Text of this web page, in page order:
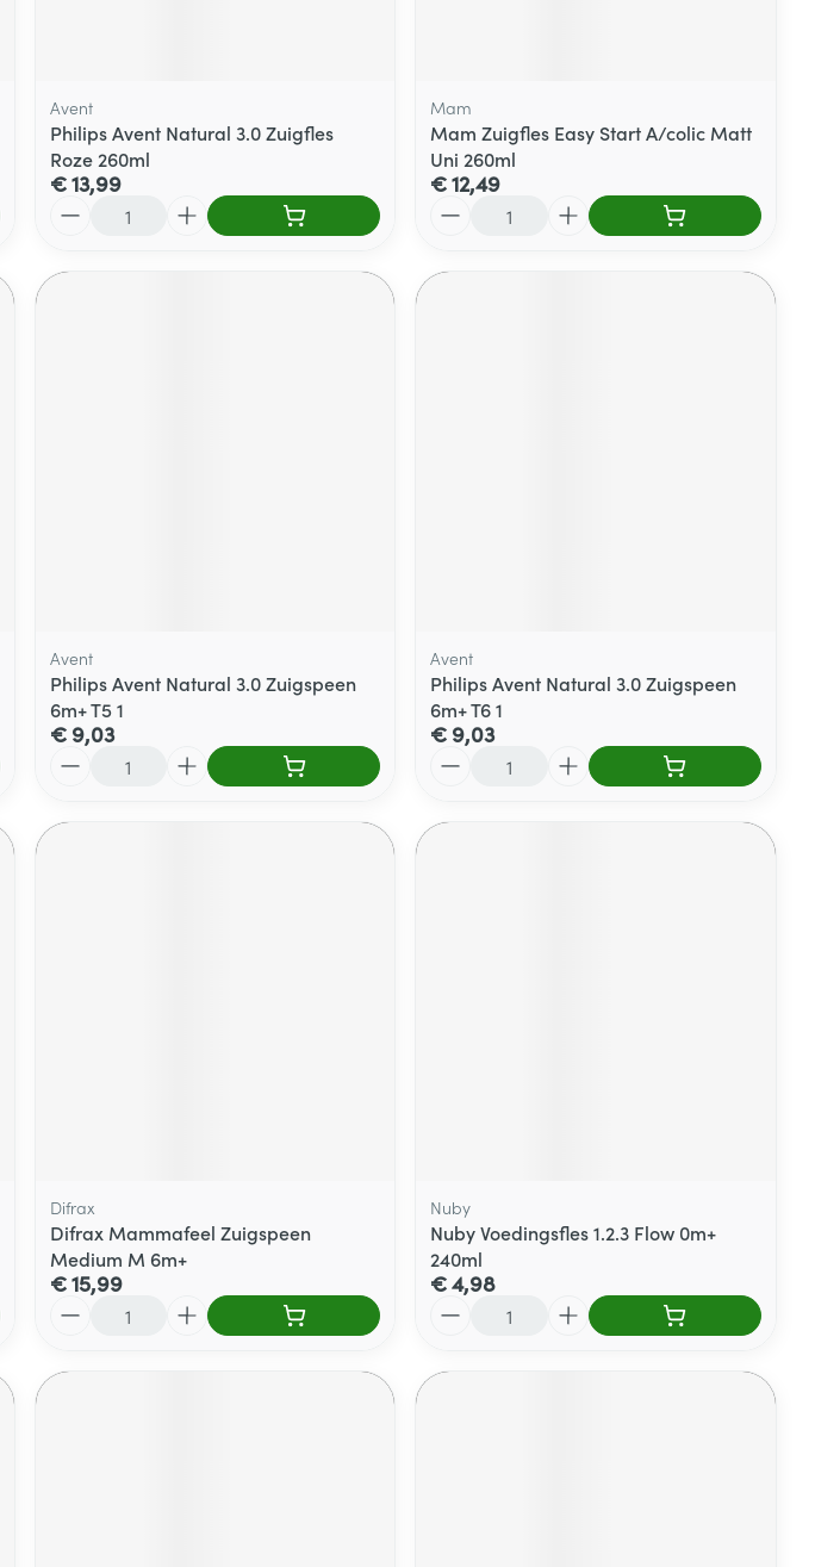
Avent
Philips Avent Natural 3.0 Zuigfles
Roze 260ml
€ 13,99
Mam
Mam Zuigfles Easy Start A/colic Matt
Uni 260ml
€ 12,49
Avent
Philips Avent Natural 3.0 Zuigspeen
6m+ T5 1
€ 9,03
Avent
Philips Avent Natural 3.0 Zuigspeen
6m+ T6 1
€ 9,03
Difrax
Difrax Mammafeel Zuigspeen
Medium M 6m+
€ 15,99
Nuby
Nuby Voedingsfles 1.2.3 Flow 0m+
240ml
€ 4,98